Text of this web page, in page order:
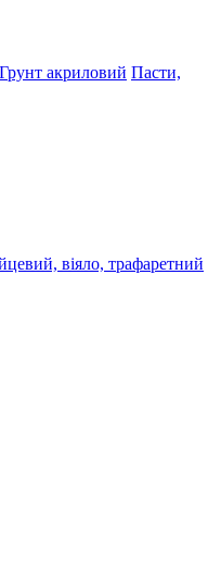
Грунт акриловий Пасти,
віяло, трафаретний